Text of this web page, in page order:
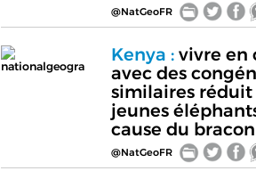
@NatGeoFR
nationalgeogra
Kenya :vivre en
avec des
similaires réduit
jeunes
cause du
@NatGeoFR